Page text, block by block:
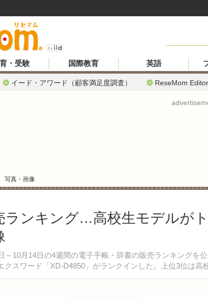
イード・アワード（顧客満足度調査） ReseMom
・受験 国際教育 英語
写真・画像
ランキング…高校生モデルが
10月14日の4週間の電子手帳・辞書の販売ランキングを
スワード「XD-D4850」がランクインした。上位3位は高